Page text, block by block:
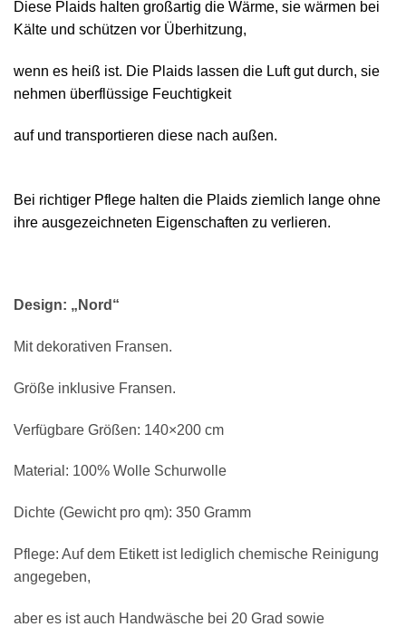
Diese Plaids halten großartig die Wärme, sie wärmen bei
Kälte und schützen vor Überhitzung,
wenn es heiß ist. Die Plaids lassen die Luft gut durch, sie
nehmen überflüssige Feuchtigkeit
auf und transportieren diese nach außen.
Bei richtiger Pflege halten die Plaids ziemlich lange ohne
ihre ausgezeichneten Eigenschaften zu verlieren.
Design: „Nord“
Mit dekorativen Fransen.
Größe inklusive Fransen.
Verfügbare Größen: 140×200 cm
Material: 100% Wolle Schurwolle
Dichte (Gewicht pro qm): 350 Gramm
Pflege: Auf dem Etikett ist lediglich chemische Reinigung
angegeben,
aber es ist auch Handwäsche bei 20 Grad sowie